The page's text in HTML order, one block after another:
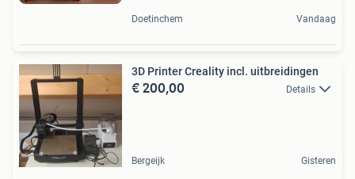
Doetinchem Vandaag
3D Printer Creality incl. uitbreidingen
€ 200,00 Details
Bergeijk Gisteren